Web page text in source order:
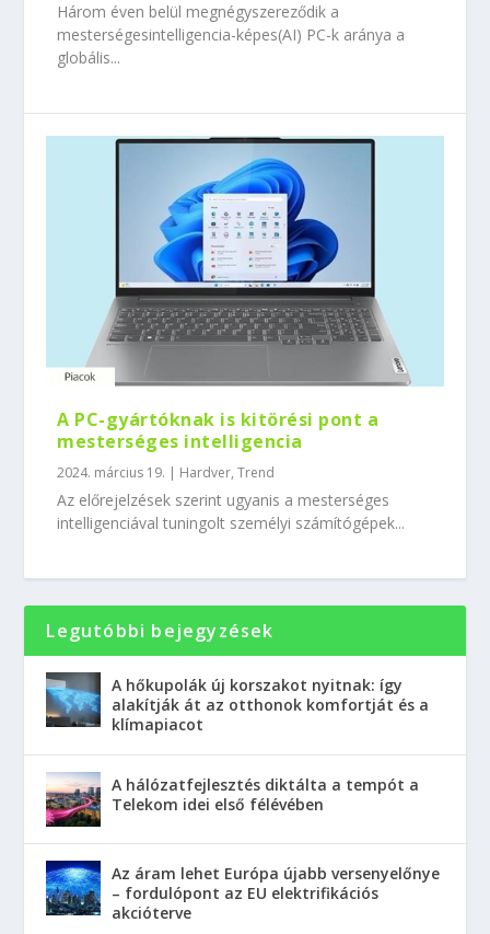
Három éven belül megnégyszereződik a
mesterségesintelligencia-képes(AI) PC-k aránya a
globális...
A PC-gyártóknak is kitörési pont a
mesterséges intelligencia
2024. március 19. | Hardver,Trend
Az előrejelzések szerint ugyanis a mesterséges
intelligenciával tuningolt személyi számítógépek...
Legutóbbi bejegyzések
A hőkupolák új korszakot nyitnak: így
alakítják át az otthonok komfortját és a
klímapiacot
A hálózatfejlesztés diktálta a tempót a
Telekom idei első félévében
Az áram lehet Európa újabb versenyelőnye
– fordulópont az EU elektrifikációs
akcióterve